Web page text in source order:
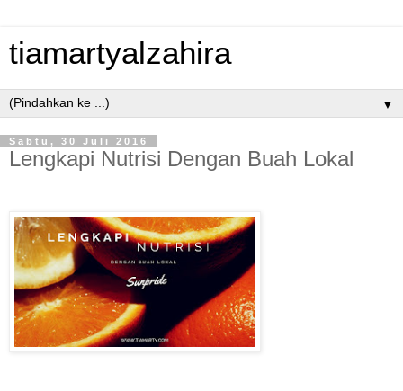
tiamartyalzahira
▼
Sabtu, 30 Juli 2016
Lengkapi Nutrisi Dengan Buah Lokal